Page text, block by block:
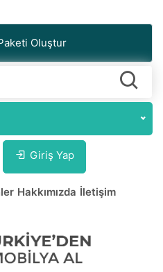
Oluştur
Giriş Yap
Hakkımızda İletişim